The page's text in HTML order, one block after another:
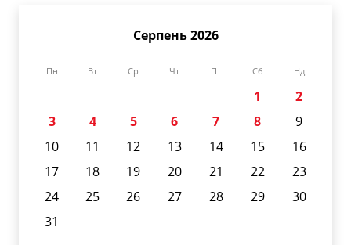
Серпень 2026
Пн Вт Ср Чт Пт Сб Нд
1
2
3
4 5 6 7 8
9
10
11 12 13 14 15
16
17
18 19 20 21 22
23
24
25 26 27 28 29
30
31